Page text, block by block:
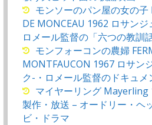
モンソーのパン屋の女の子
DE MONCEAU 1962 ロサンジ
ロメール監督の「六つの教訓
モンフォーコンの農婦
MONTFAUCON 1967 ロサン
ク-・ロメール監督のドキュメ
マイヤーリング Mayerling
製作・放送 – オードリー・ヘ
ビ・ドラマ